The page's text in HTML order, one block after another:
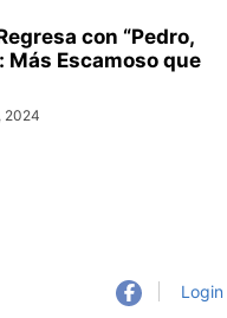
con “Pedro,
Más Escamoso que
2024
Login